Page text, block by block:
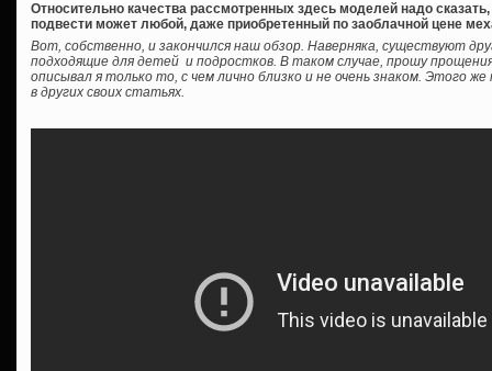
Относительно качества рассмотренных здесь моделей надо сказать,
подвести может любой, даже приобретенный по заоблачной цене
Вот, собственно, и закончился наш обзор. Наверняка, существуют
подходящие для детей и подростков. В таком случае, прошу
описывал я только то, с чем лично близко и не очень знаком. Этого
в других своих статьях.